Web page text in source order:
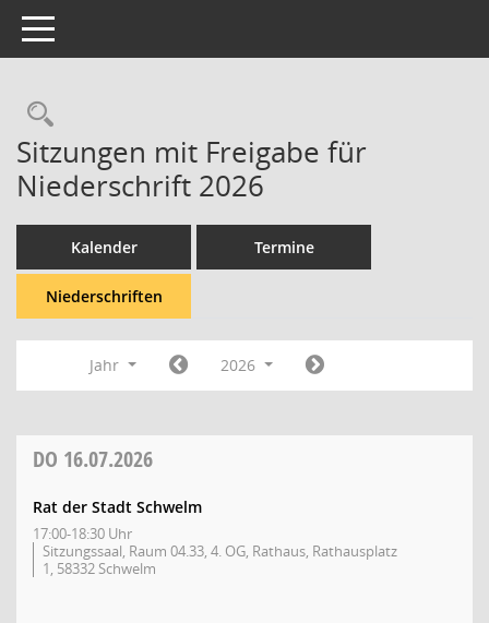
Toggle navigation
Rechercheauswahl
Sitzungen mit Freigabe für
Niederschrift 2026
Kalender Termine
Niederschriften
Jahr 2026
DO 16.07.2026
Rat der Stadt Schwelm
17:00-18:30 Uhr
Sitzungssaal, Raum 04.33, 4. OG, Rathaus, Rathausplatz
1, 58332 Schwelm